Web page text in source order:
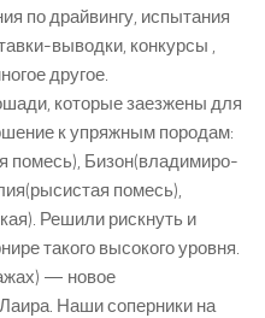
по драйвингу, испытания
выводки, конкурсы ,
другое.
которые заезжены для
к упряжным породам:
помесь), Бизон(владимиро-
помесь),
Решили рискнуть и
такого высокого уровня.
— новое
Наши соперники на